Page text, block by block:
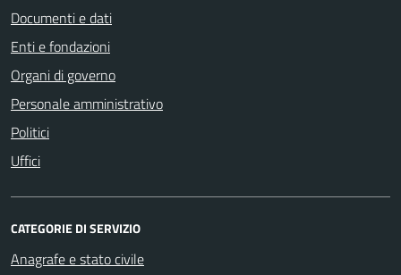
Documenti e dati
Enti e fondazioni
Organi di governo
Personale amministrativo
Politici
Uffici
CATEGORIE DI SERVIZIO
Anagrafe e stato civile